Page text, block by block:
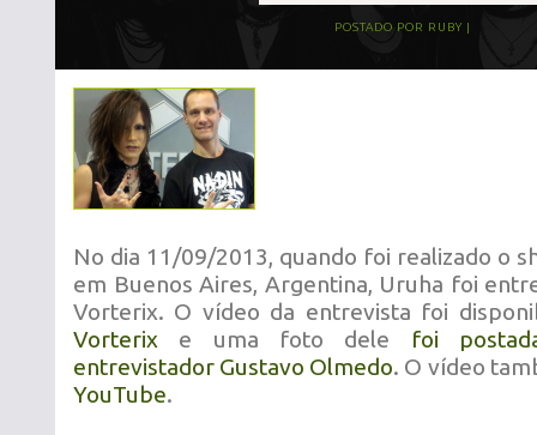
POSTADO POR RUBY
No dia 11/09/2013, quando foi realizado o
em Buenos Aires, Argentina, Uruha foi
Vorterix. O vídeo da entrevista foi
Vorterix e uma foto dele
foi
entrevistador Gustavo Olmedo. O vídeo
YouTube.